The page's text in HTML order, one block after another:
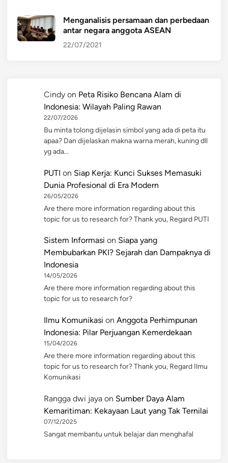
Menganalisis persamaan dan perbedaan
antar negara anggota ASEAN
22/07/2021
Cindy on Peta Risiko Bencana Alam di
Indonesia: Wilayah Paling Rawan
22/07/2026
Bu minta tolong dijelasin simbol yang ada di peta itu
apaa? Dan dijelaskan makna warna merah, kuning dll
yg ada…
PUTI on Siap Kerja: Kunci Sukses Memasuki
Dunia Profesional di Era Modern
26/05/2026
Are there more information regarding about this
topic for us to research for? Thank you, Regard PUTI
Sistem Informasi on Siapa yang
Membubarkan PKI? Sejarah dan Dampaknya di
Indonesia
14/05/2026
Are there more information regarding about this
topic for us to research for?
Ilmu Komunikasi on Anggota Perhimpunan
Indonesia: Pilar Perjuangan Kemerdekaan
15/04/2026
Are there more information regarding about this
topic for us to research for? Thank you, Regard Ilmu
Komunikasi
Rangga dwi jaya on Sumber Daya Alam
Kemaritiman: Kekayaan Laut yang Tak Ternilai
07/12/2025
Sangat membantu untuk belajar dan menghafal